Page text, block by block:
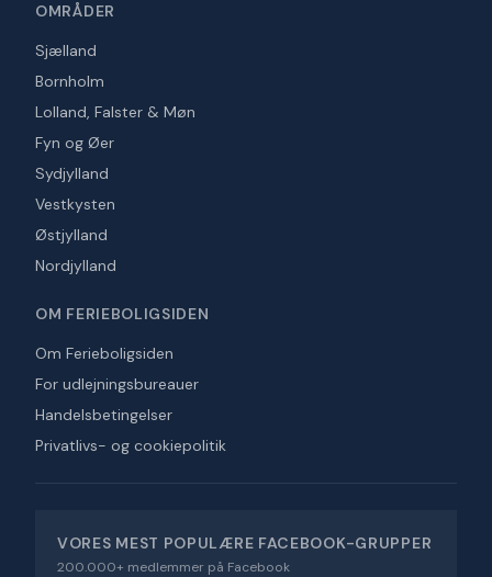
OMRÅDER
Sjælland
Bornholm
Lolland, Falster & Møn
Fyn og Øer
Sydjylland
Vestkysten
Østjylland
Nordjylland
OM FERIEBOLIGSIDEN
Om Ferieboligsiden
For udlejningsbureauer
Handelsbetingelser
Privatlivs- og cookiepolitik
VORES MEST POPULÆRE FACEBOOK-GRUPPER
200.000+ medlemmer på Facebook